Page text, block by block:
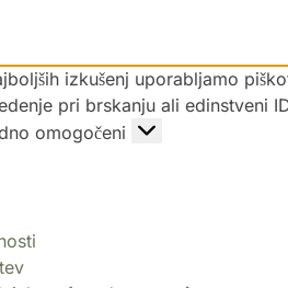
izkušenj uporabljamo
pri brskanju ali edinstveni
omogočeni